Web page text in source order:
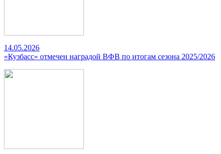
14.05.2026
«Кузбасс» отмечен наградой ВФВ по итогам сезона 2025/2026